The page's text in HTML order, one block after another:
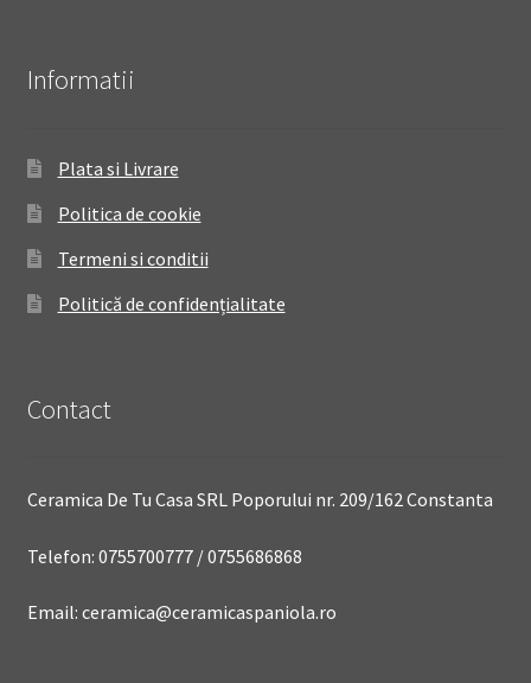
Informatii
Plata si Livrare
Politica de cookie
Termeni si conditii
Politică de confidențialitate
Contact
Ceramica De Tu Casa SRL Poporului nr. 209/162 Constanta
Telefon: 0755700777 / 0755686868
Email: ceramica@ceramicaspaniola.ro